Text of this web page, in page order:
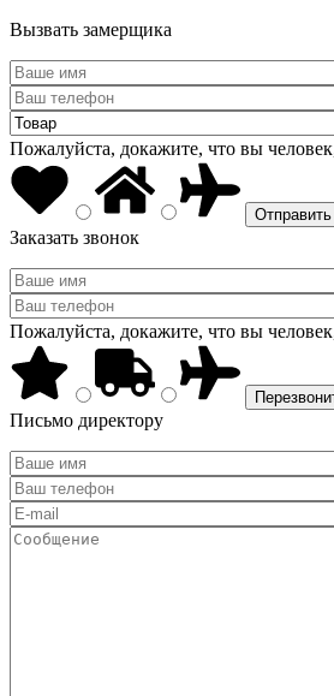
Вызвать замерщика
Пожалуйста, докажите, что вы
Заказать звонок
Пожалуйста, докажите, что вы
Письмо директору